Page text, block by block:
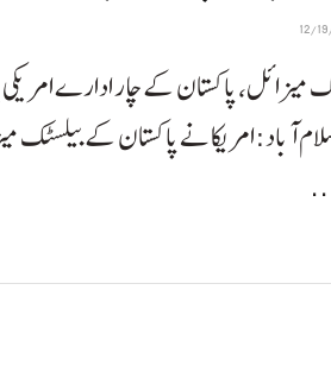
میزائل، پاکستان کے چار ادارے امریکی
آباد:امریکا نے پاکستان کے بیلسٹک